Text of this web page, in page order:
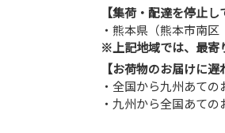
【集荷・配達を停止し
・熊本県（熊本市南
※上記地域では、最寄
【お荷物のお届けに
・全国から九州あての
・九州から全国あての